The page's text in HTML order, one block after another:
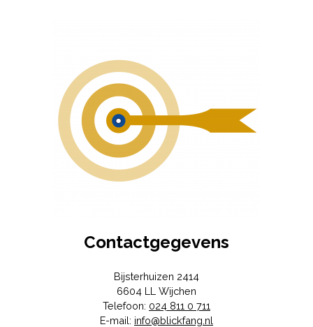
Contactgegevens
Bijsterhuizen 2414
6604 LL Wijchen
Telefoon: 024 811 0 711
E-mail: info@blickfang.nl